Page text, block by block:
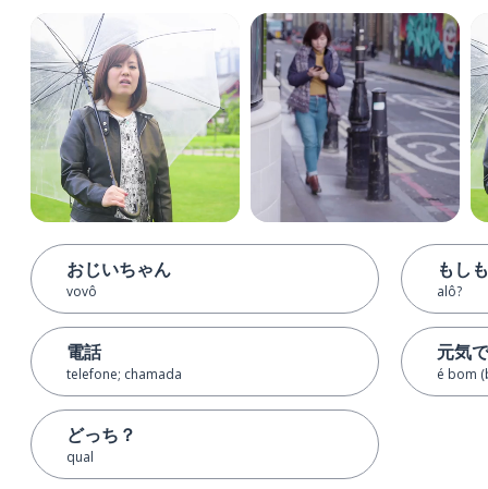
おじいちゃん
vovô
電話
telefone; chamada
どっち？
qual
もし
alô?
元気
é bom